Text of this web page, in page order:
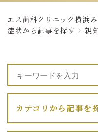
エス歯科クリニック横浜
症状から記事を探す
親
カテゴリから記事を